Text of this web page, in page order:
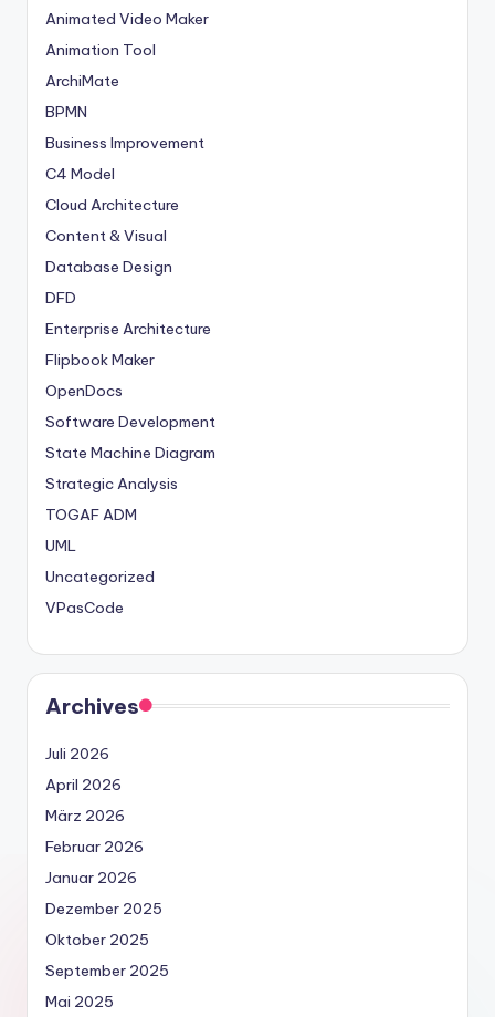
Animated Video Maker
Animation Tool
ArchiMate
BPMN
Business Improvement
C4 Model
Cloud Architecture
Content & Visual
Database Design
DFD
Enterprise Architecture
Flipbook Maker
OpenDocs
Software Development
State Machine Diagram
Strategic Analysis
TOGAF ADM
UML
Uncategorized
VPasCode
Archives
Juli 2026
April 2026
März 2026
Februar 2026
Januar 2026
Dezember 2025
Oktober 2025
September 2025
Mai 2025